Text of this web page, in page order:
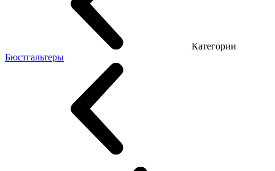
Категории
Бюстгальтеры